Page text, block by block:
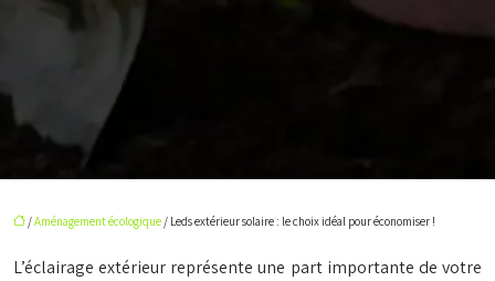
/Aménagement écologique / Leds extérieur solaire : le choix idéal pour économiser !
L’éclairage extérieur représente une part importante de votre